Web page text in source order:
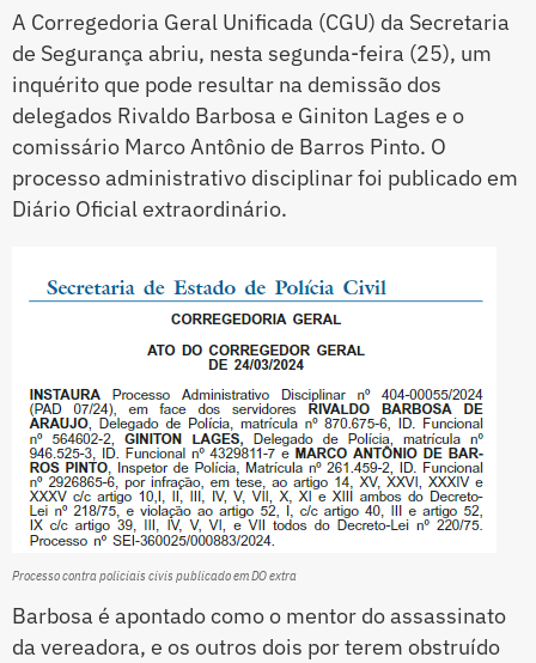
A Corregedoria Geral Unificada (CGU) da Secretaria
de Segurança abriu, nesta segunda-feira (25), um
inquérito que pode resultar na demissão dos
delegados Rivaldo Barbosa e Giniton Lages e o
comissário Marco Antônio de Barros Pinto. O
processo administrativo disciplinar foi publicado em
Diário Oficial extraordinário.
Processo contra policiais civis publicado em DO extra
Barbosa é apontado como o mentor do assassinato
da vereadora, e os outros dois por terem obstruído